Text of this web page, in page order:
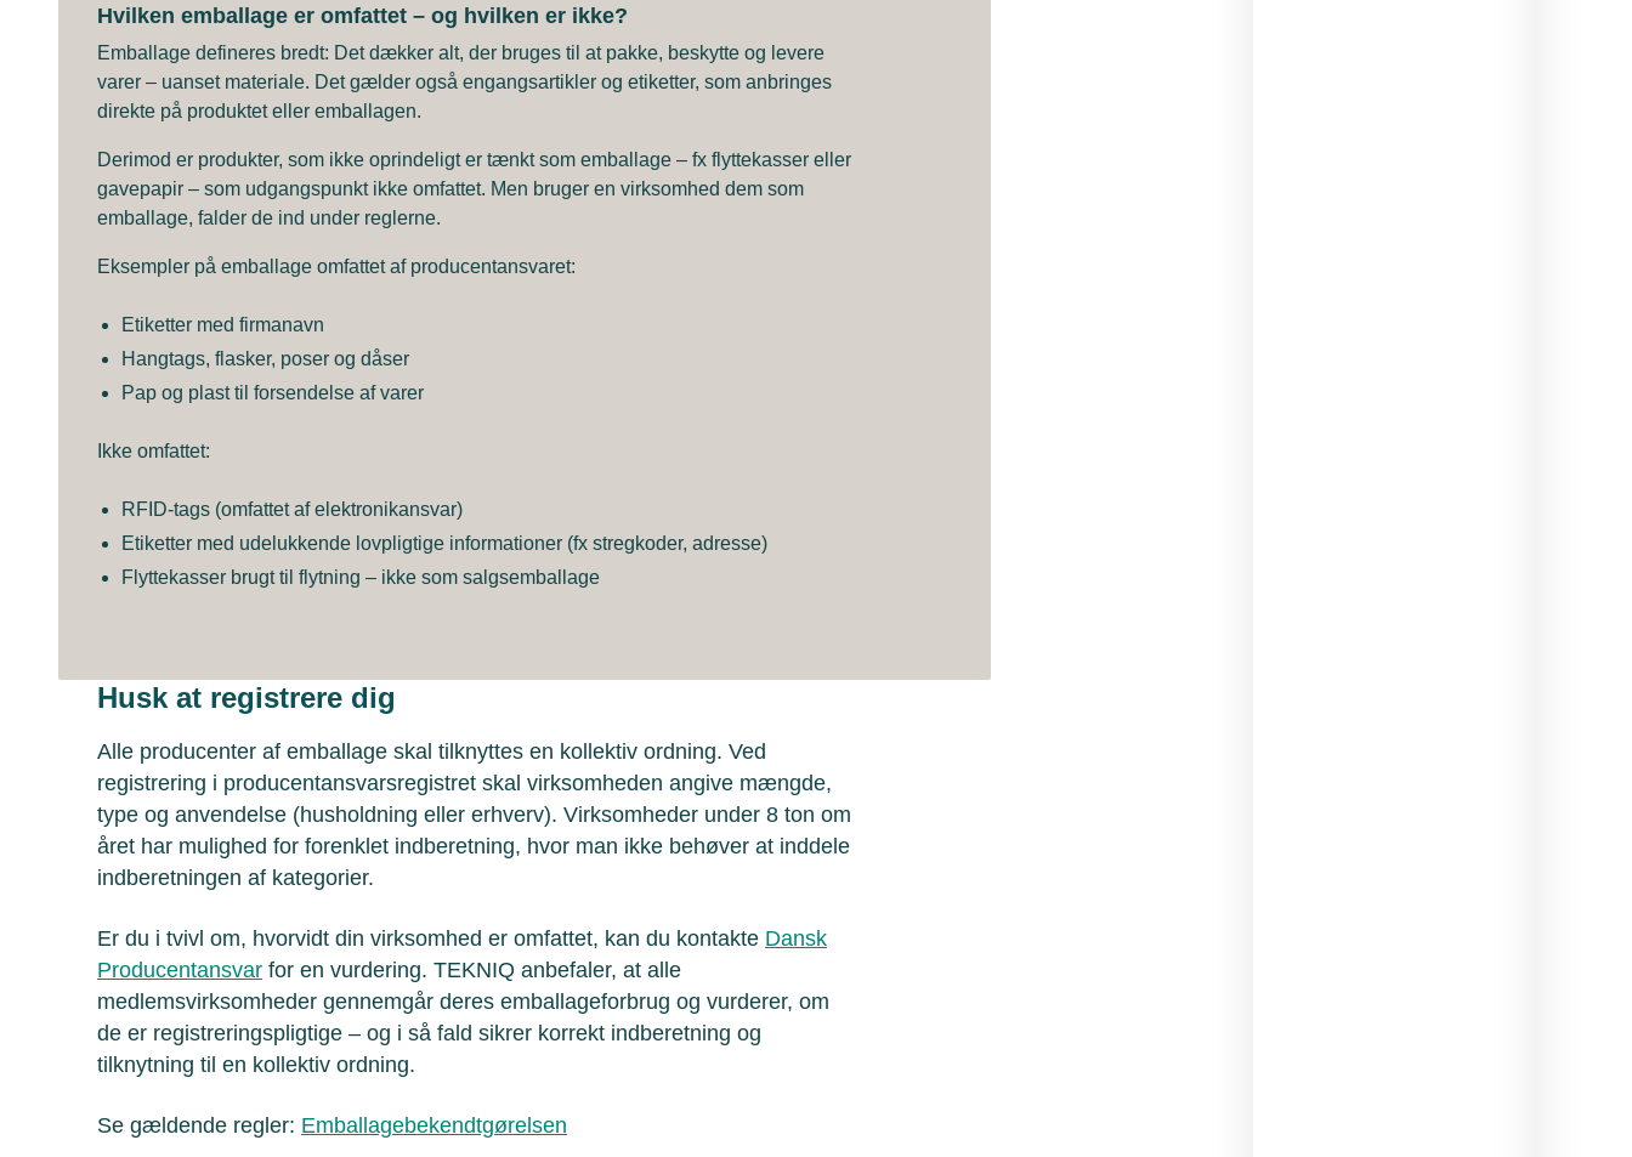
Hvilken emballage er omfattet – og hvilken er ikke?
Emballage defineres bredt: Det dækker alt, der bruges til at pakke, beskytte og levere
varer – uanset materiale. Det gælder også engangsartikler og etiketter, som anbringes
direkte på produktet eller emballagen.
Derimod er produkter, som ikke oprindeligt er tænkt som emballage – fx flyttekasser eller
gavepapir – som udgangspunkt ikke omfattet. Men bruger en virksomhed dem som
emballage, falder de ind under reglerne.
Eksempler på emballage omfattet af producentansvaret:
Etiketter med firmanavn
Hangtags, flasker, poser og dåser
Pap og plast til forsendelse af varer
Ikke omfattet:
RFID-tags (omfattet af elektronikansvar)
Etiketter med udelukkende lovpligtige informationer (fx stregkoder, adresse)
Flyttekasser brugt til flytning – ikke som salgsemballage
Husk at registrere dig
Alle producenter af emballage skal tilknyttes en kollektiv ordning. Ved
registrering i producentansvarsregistret skal virksomheden angive mængde,
type og anvendelse (husholdning eller erhverv). Virksomheder under 8 ton om
året har mulighed for forenklet indberetning, hvor man ikke behøver at inddele
indberetningen af kategorier.
Er du i tvivl om, hvorvidt din virksomhed er omfattet, kan du kontakte Dansk
Producentansvar for en vurdering. TEKNIQ anbefaler, at alle
medlemsvirksomheder gennemgår deres emballageforbrug og vurderer, om
de er registreringspligtige – og i så fald sikrer korrekt indberetning og
tilknytning til en kollektiv ordning.
Se gældende regler: Emballagebekendtgørelsen